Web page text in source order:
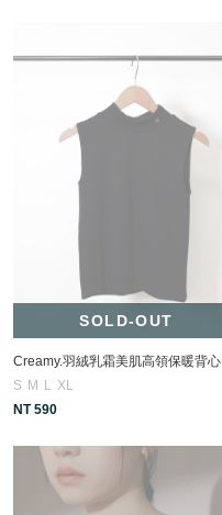
SOLD-OUT
Creamy.羽絨乳霜美肌高領保暖背心
S M L XL
NT 590